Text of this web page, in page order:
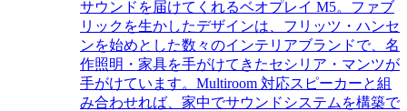
サウンドを届けてくれるベオプレイ M5。ファブ
リックを生かしたデザインは、フリッツ・ハンセ
ンを始めとした数々のインテリアブランドで、名
作照明・家具を手がけてきたセシリア・マンツが
手がけています。Multiroom 対応スピーカーと組
み合わせれば、家中でサウンドシステムを構築で